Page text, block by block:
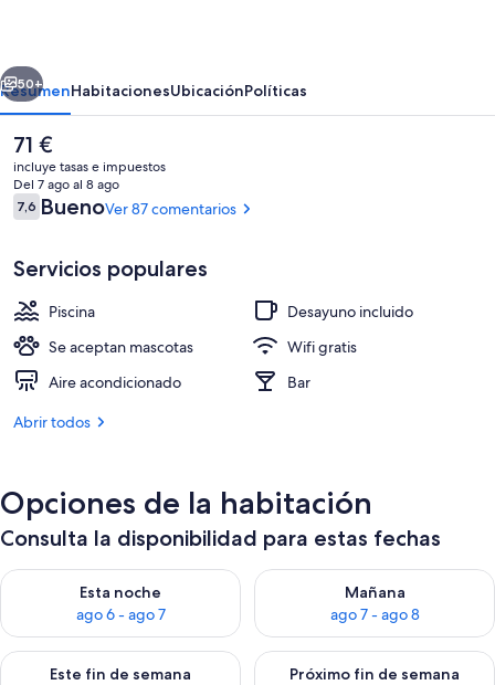
Bar (en el alojamiento)
Siguiente
50+
ResumenHabitacionesUbicaciónPolíticas
El
precio
actual
es
de
71 €
incluye tasas e impuestos
Del 7 ago al 8 ago
Comentarios
7,67,6 de 10
BuenoVer 87 comentarios
Servicios populares
Piscina
Desayuno incluido
Se aceptan mascotas
Wifi gratis
Aire acondicionado
Bar
Abrir todos
Opciones de la habitación
Consulta la disponibilidad para estas fechas
Esta noche
ago 6 - ago 7
Consulta la disponibilidad para esta noche, ago 6 - ago 7
Mañana
ago 7 - ago 8
Consulta la disponibilidad
Este fin de semana
Consulta la disponibilidad para este fin de semana, ago 7 -
Próximo fin de semana
Consulta la disponibilidad